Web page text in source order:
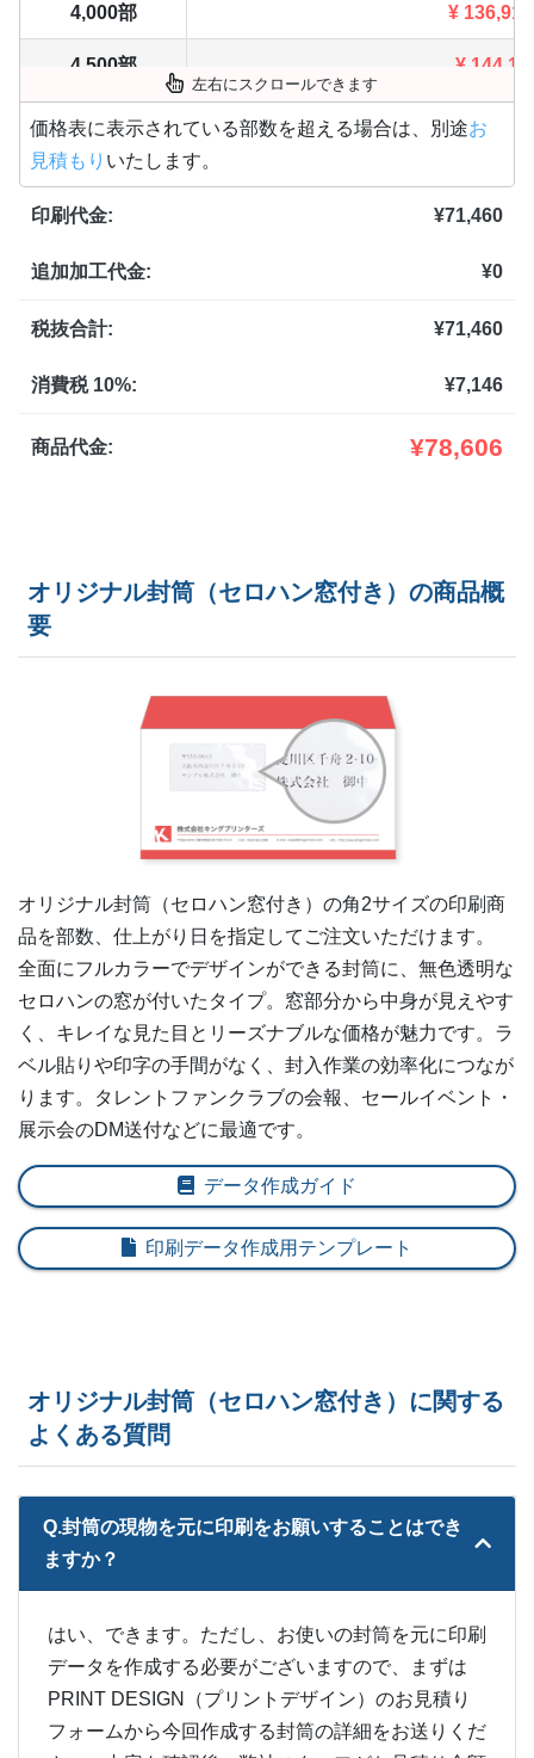
4,000部 ¥ 136,917
4,500部 ¥
5,000部 ¥ 151,173
5,500部
6,000部 ¥
6,500部 181,291
7,000部 ¥ 187,704
7,500部 ¥ 196,207
8,000部
9,500部 ¥ 229,218
左右にスクロールできます
価格表に表示されている部数を超える場合は、別途お
見積もり いたします。
印刷代金: ¥71,460
追加加工代金: ¥0
税抜合計: ¥71,460
消費税 10%: ¥7,146
商品代金: ¥78,606
オリジナル封筒（セロハン窓付き）の商品概
要
オリジナル封筒（セロハン窓付き）の角2サイズの印刷商
品を部数、仕上がり日を指定してご注文いただけます。
全面にフルカラーでデザインができる封筒に、無色透明な
セロハンの窓が付いたタイプ。窓部分から中身が見えやす
く、キレイな見た目とリーズナブルな価格が魅力です。ラ
ベル貼りや印字の手間がなく、封入作業の効率化につなが
ります。タレントファンクラブの会報、セールイベント・
展示会のDM送付などに最適です。
データ作成ガイド
印刷データ作成用テンプレート
オリジナル封筒（セロハン窓付き）に関する
よくある質問
Q.封筒の現物を元に印刷をお願いすることはでき
ますか？
はい、できます。ただし、お使いの封筒を元に印刷
データを作成する必要がございますので、まずは
PRINT DESIGN（プリントデザイン）のお見積り
フォームから今回作成する封筒の詳細をお送りくだ